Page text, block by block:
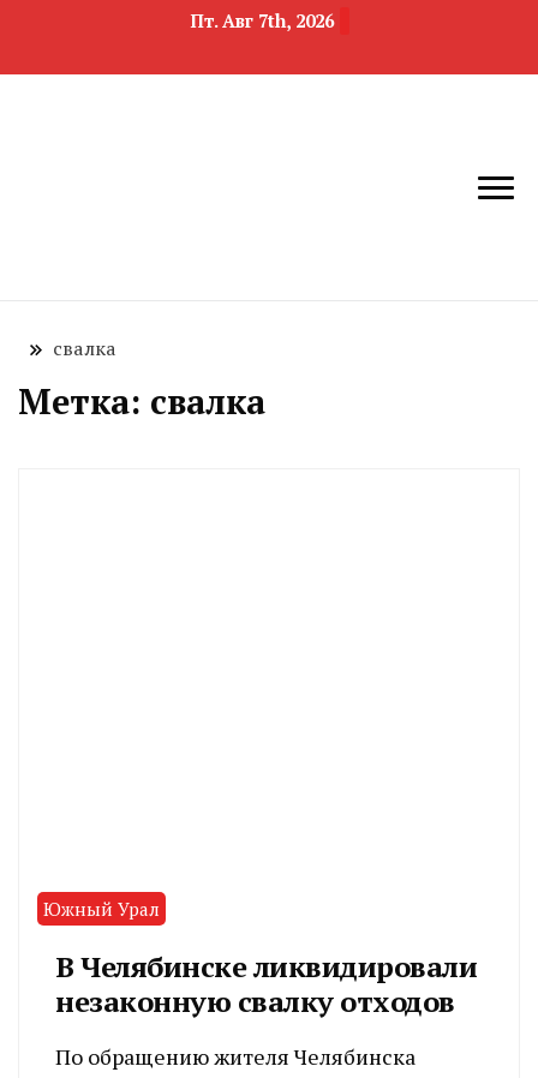
Пт. Авг 7th, 2026
свалка
Метка: свалка
Южный Урал
В Челябинске ликвидировали
незаконную свалку отходов
По обращению жителя Челябинска